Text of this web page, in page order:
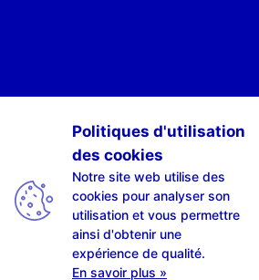
POUR ÊTRE INFORMÉ·E·S DES ACTIVITÉS
S'INSCRIRE À NOTRE NEWSLETTE-R
Politiques d'utilisation
des cookies
Notre site web utilise des
cookies pour analyser son
utilisation et vous permettre
ainsi d'obtenir une
expérience de qualité.
En savoir plus »